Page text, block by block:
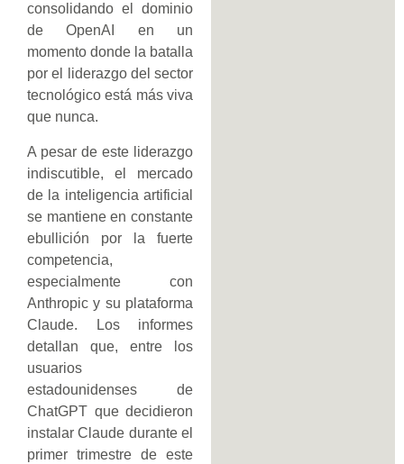
consolidando el dominio
de OpenAI en un
momento donde la batalla
por el liderazgo del sector
tecnológico está más viva
que nunca.
A pesar de este liderazgo
indiscutible, el mercado
de la inteligencia artificial
se mantiene en constante
ebullición por la fuerte
competencia,
especialmente con
Anthropic y su plataforma
Claude. Los informes
detallan que, entre los
usuarios
estadounidenses de
ChatGPT que decidieron
instalar Claude durante el
primer trimestre de este